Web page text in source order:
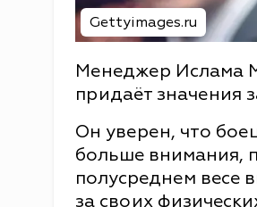
Gettyimages.ru
Менеджер Ислама
придаёт значения
Он уверен, что
больше внимания,
полусреднем весе
за своих